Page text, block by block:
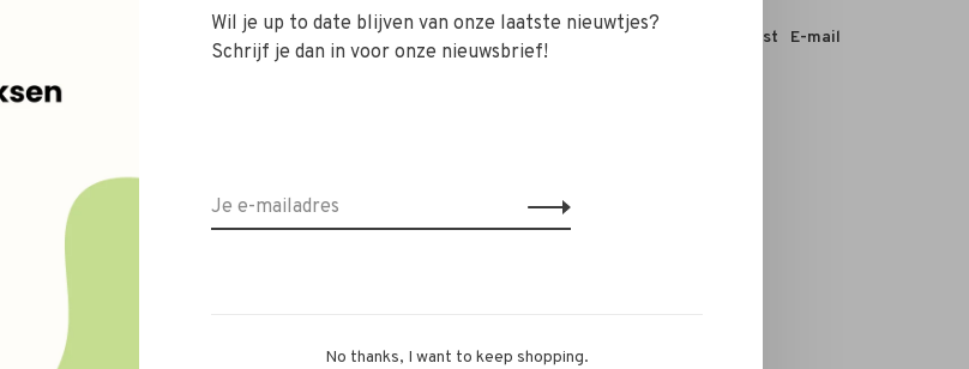
Deel dit product: Pinterest E-mail
handgemaaktin onze studio, volledig
vegan sojawas
gebruiken. Sojawas wordt gemaakt van olie die
aangezien ze een
paraffinekaarsen.
Wil je up to date blijven van onze laatste nieuwtjes?
Schrijf je dan in voor onze nieuwsbrief!
No thanks, I want to keep shopping.